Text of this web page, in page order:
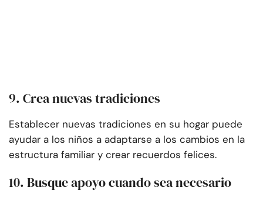
9. Crea nuevas tradiciones
Establecer nuevas tradiciones en su hogar puede
ayudar a los niños a adaptarse a los cambios en la
estructura familiar y crear recuerdos felices.
10. Busque apoyo cuando sea necesario